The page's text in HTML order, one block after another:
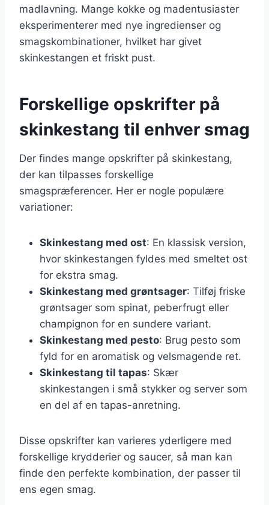
madlavning. Mange kokke og madentusiaster
eksperimenterer med nye ingredienser og
smagskombinationer, hvilket har givet
skinkestangen et friskt pust.
Forskellige opskrifter på
skinkestang til enhver smag
Der findes mange opskrifter på skinkestang,
der kan tilpasses forskellige
smagspræferencer. Her er nogle populære
variationer:
Skinkestang med ost: En klassisk version,
hvor skinkestangen fyldes med smeltet ost
for ekstra smag.
Skinkestang med grøntsager: Tilføj friske
grøntsager som spinat, peberfrugt eller
champignon for en sundere variant.
Skinkestang med pesto: Brug pesto som
fyld for en aromatisk og velsmagende ret.
Skinkestang til tapas: Skær
skinkestangen i små stykker og server som
en del af en tapas-anretning.
Disse opskrifter kan varieres yderligere med
forskellige krydderier og saucer, så man kan
finde den perfekte kombination, der passer til
ens egen smag.